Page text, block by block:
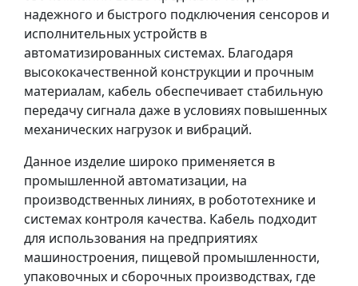
надежного и быстрого подключения сенсоров и
исполнительных устройств в
автоматизированных системах. Благодаря
высококачественной конструкции и прочным
материалам, кабель обеспечивает стабильную
передачу сигнала даже в условиях повышенных
механических нагрузок и вибраций.
Данное изделие широко применяется в
промышленной автоматизации, на
производственных линиях, в робототехнике и
системах контроля качества. Кабель подходит
для использования на предприятиях
машиностроения, пищевой промышленности,
упаковочных и сборочных производствах, где